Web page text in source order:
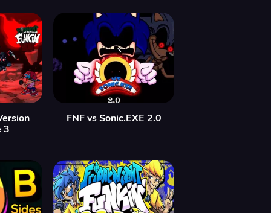
3
FNF vs Sonic.EXE 2.0